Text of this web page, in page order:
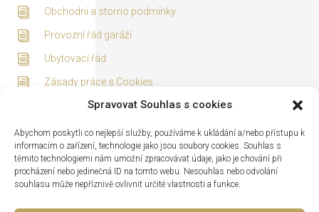
Spravovat Souhlas s cookies
Abychom poskytli co nejlepší služby, používáme k ukládání a/nebo přístupu k
informacím o zařízení, technologie jako jsou soubory cookies. Souhlas s
těmito technologiemi nám umožní zpracovávat údaje, jako je chování při
procházení nebo jedinečná ID na tomto webu. Nesouhlas nebo odvolání
souhlasu může nepříznivě ovlivnit určité vlastnosti a funkce.
Obchodní a storno podmínky
Provozní řád garáží
Ubytovací řád
Zásady práce s Cookies